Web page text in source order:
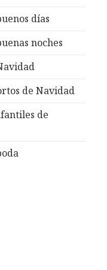
días
noches
de Navidad
de